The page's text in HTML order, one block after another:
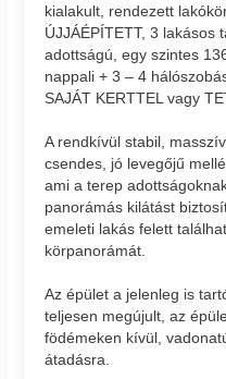
kialakult, rendezett
ÚJJÁÉPÍTETT, 3 lakásos
adottságú, egy szintes
nappali + 3 – 4
SAJÁT KERTTEL vagy
A rendkívül stabil,
csendes, jó levegőjű
ami a terep
panorámás kilátást
emeleti lakás felett
körpanorámát.
Az épület a jelenleg is
teljesen megújult, az
födémeken kívül,
átadásra.